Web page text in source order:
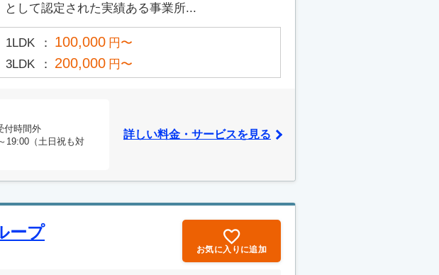
して認定された実績ある事業所...
1LDK 100,000 円〜
3LDK 200,000 円〜
付時間外
19:00（土日祝も対
詳しい料金・サービスを見る
ープ
お気に入りに追加